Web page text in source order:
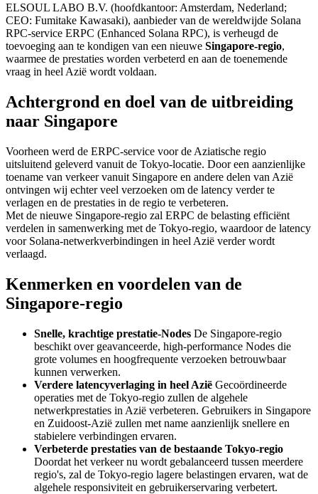
ELSOUL LABO B.V. (hoofdkantoor: Amsterdam, Nederland;
CEO: Fumitake Kawasaki), aanbieder van de wereldwijde Solana
RPC-service ERPC (Enhanced Solana RPC), is verheugd de
toevoeging aan te kondigen van een nieuwe Singapore-regio,
waarmee de prestaties worden verbeterd en aan de toenemende
vraag in heel Azië wordt voldaan.
Achtergrond en doel van de uitbreiding
naar Singapore
Voorheen werd de ERPC-service voor de Aziatische regio
uitsluitend geleverd vanuit de Tokyo-locatie. Door een aanzienlijke
toename van verkeer vanuit Singapore en andere delen van Azië
ontvingen wij echter veel verzoeken om de latency verder te
verlagen en de prestaties in de regio te verbeteren.
Met de nieuwe Singapore-regio zal ERPC de belasting efficiënt
verdelen in samenwerking met de Tokyo-regio, waardoor de latency
voor Solana-netwerkverbindingen in heel Azië verder wordt
verlaagd.
Kenmerken en voordelen van de
Singapore-regio
Snelle, krachtige prestatie-Nodes De Singapore-regio
beschikt over geavanceerde, high-performance Nodes die
grote volumes en hoogfrequente verzoeken betrouwbaar
kunnen verwerken.
Verdere latencyverlaging in heel Azië Gecoördineerde
operaties met de Tokyo-regio zullen de algehele
netwerkprestaties in Azië verbeteren. Gebruikers in Singapore
en Zuidoost-Azië zullen met name aanzienlijk snellere en
stabielere verbindingen ervaren.
Verbeterde prestaties van de bestaande Tokyo-regio
Doordat het verkeer nu wordt gebalanceerd tussen meerdere
regio's, zal de Tokyo-regio lagere belastingen ervaren, wat de
algehele responsiviteit en gebruikerservaring verbetert.